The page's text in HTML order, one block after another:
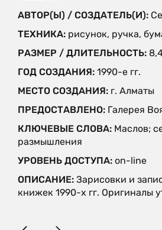
АВТОР(Ы) / СОЗДАТЕЛЬ(И):
ТЕХНИКА: рисунок, ручка,
РАЗМЕР / ДЛИТЕЛЬНОСТЬ:
ГОД СОЗДАНИЯ: 1990-е гг.
МЕСТО СОЗДАНИЯ: г. Алматы
ПРЕДОСТАВЛЕНО: Галерея
КЛЮЧЕВЫЕ СЛОВА: Маслов;
размышления
УРОВЕНЬ ДОСТУПА: on-line
ОПИСАНИЕ: Зарисовки и
книжек 1990-х гг. Оригиналы